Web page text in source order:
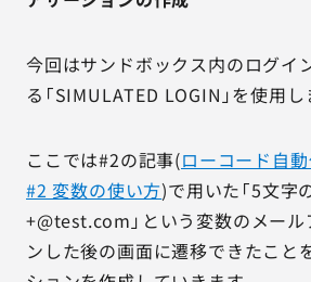
今回はサンドボックス内のログイ
る「SIMULATED LOGIN」を使用し
ここでは#2の記事(ローコード自動
#2 変数の使い方)で用いた「5文字
+@test.com」という変数のメー
ンした後の画面に遷移できたこと